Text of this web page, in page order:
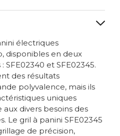
électriques
disponibles en deux
et SFE02345.
des résultats
polyvalence, mais ils
uniques
divers besoins des
Le gril à panini SFE02345
de précision,